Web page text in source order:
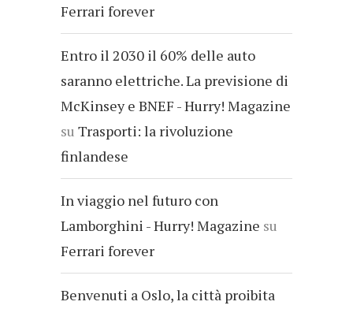
Ferrari forever
Entro il 2030 il 60% delle auto
saranno elettriche. La previsione di
McKinsey e BNEF - Hurry! Magazine
su Trasporti: la rivoluzione
finlandese
In viaggio nel futuro con
Lamborghini - Hurry! Magazine su
Ferrari forever
Benvenuti a Oslo, la città proibita